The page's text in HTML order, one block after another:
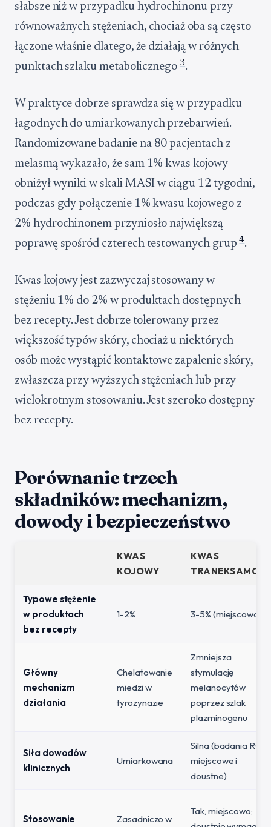
słabsze niż w przypadku hydrochinonu przy
równoważnych stężeniach, chociaż oba są często
łączone właśnie dlatego, że działają w różnych
punktach szlaku metabolicznego3.
W praktyce dobrze sprawdza się w przypadku
łagodnych do umiarkowanych przebarwień.
Randomizowane badanie na 80 pacjentach z
melasmą wykazało, że sam 1% kwas kojowy
obniżył wyniki w skali MASI w ciągu 12 tygodni,
podczas gdy połączenie 1% kwasu kojowego z
2% hydrochinonem przyniosło największą
poprawę spośród czterech testowanych grup4.
Kwas kojowy jest zazwyczaj stosowany w
stężeniu 1% do 2% w produktach dostępnych
bez recepty. Jest dobrze tolerowany przez
większość typów skóry, chociaż u niektórych
osób może wystąpić kontaktowe zapalenie skóry,
zwłaszcza przy wyższych stężeniach lub przy
wielokrotnym stosowaniu. Jest szeroko dostępny
bez recepty.
Porównanie trzech
składników: mechanizm,
dowody i bezpieczeństwo
KWAS
KOJOWY
KWAS
Typowe stężenie
w produktach
bez recepty
1-2% 3-5% (miejscowo)
Główny
mechanizm
działania
Chelatowanie
miedzi w
tyrozynazie
Zmniejsza
stymulację
melanocytów
poprzez szlak
plazminogenu
Siła dowodów
klinicznych
Umiarkowana
Silna (badania RCT
miejscowe i
doustne)
Stosowanie Zasadniczo w
Tak, miejscowo;